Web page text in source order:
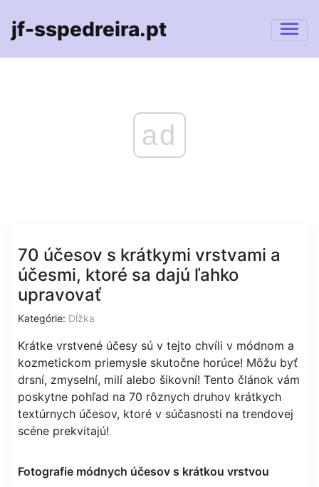
jf-sspedreira.pt
ad
70 účesov s krátkymi vrstvami a
účesmi, ktoré sa dajú ľahko
upravovať
Kategórie: Dĺžka
Krátke vrstvené účesy sú v tejto chvíli v módnom a
kozmetickom priemysle skutočne horúce! Môžu byť
drsní, zmyselní, milí alebo šikovní! Tento článok vám
poskytne pohľad na 70 rôznych druhov krátkych
textúrnych účesov, ktoré v súčasnosti na trendovej
scéne prekvitajú!
Fotografie módnych účesov s krátkou vrstvou